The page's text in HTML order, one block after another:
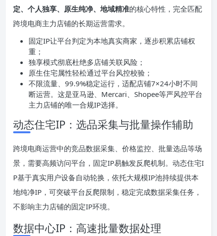
定、个人独享、原生纯净、地域精准的核心特性，完全匹配
跨境电商主力店铺的长期运营需求。
固定IP让平台判定为本地真实商家，逐步积累店铺权
重；
独享模式彻底杜绝多店铺关联风险；
原生住宅属性轻松通过平台风控校验；
不限流量、99.9%稳定运行，适配店铺7×24小时不间
断运营。这是亚马逊、Mercari、Shopee等严风控平台
主力店铺的唯一合规IP选择。
动态住宅IP：选品采集与批量操作辅助
跨境电商运营中的竞品数据采集、价格监控、批量选品等场
景，需要高频访问平台，固定IP易触发反爬机制。动态住宅I
P基于真实用户设备自动轮换，依托大规模IP池持续提供本
地纯净IP，可突破平台反爬限制，稳定完成数据采集任务，
不影响主力店铺的固定IP环境。
数据中心IP：高速批量数据处理